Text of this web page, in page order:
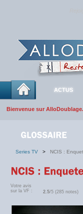
ACTUS
Bienvenue sur
Series TV > NCIS :
Votre avis
sur la VF :
2.5/5 (285 notes)